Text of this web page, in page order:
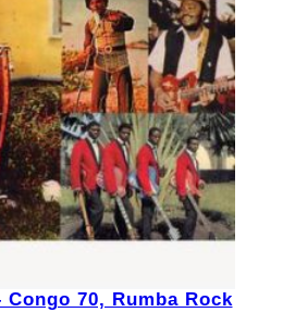
70, Rumba Rock